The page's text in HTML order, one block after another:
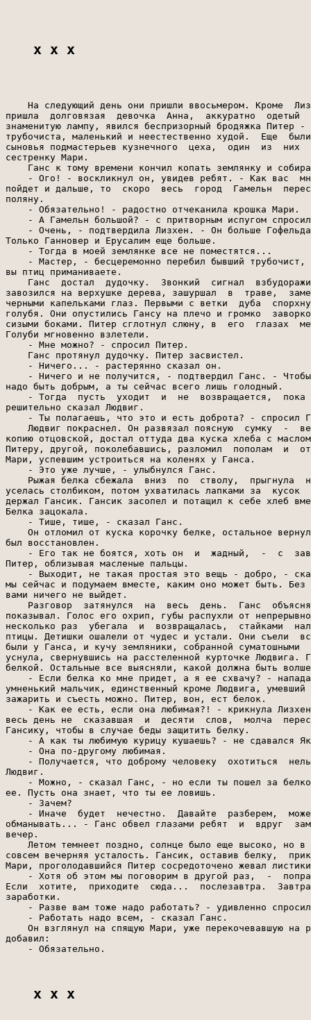
x x x
На следующий день они пришли ввосьмером. Кроме
пришла  долговязая  девочка  Анна,  аккуратно  одетый
знаменитую лампу, явился беспризорный бродяжка Питер
трубочиста, маленький и неестественно худой.  Еще
сыновья подмастерьев кузнечного  цеха,  один  из  них
сестренку Мари.
Ганс к тому времени кончил копать землянку и
- Ого! - воскликнул он, увидев ребят. - Как вас
пойдет и дальше, то  скоро  весь  город  Гамельн
поляну.
    - Обязательно! - радостно отчеканила крошка Мари.
- А Гамельн большой? - с притворным испугом
- Очень, - подтвердила Лизхен. - Он больше
Только Ганновер и Ерусалим еще больше.
    - Тогда в моей землянке все не поместятся...
- Мастер, - бесцеремонно перебил бывший трубочист,
вы птиц приманиваете.
Ганс  достал  дудочку.  Звонкий  сигнал
завозился на верхушке дерева, зашуршал  в  траве,
черными капельками глаз. Первыми с ветки  дуба
голубя. Они опустились Гансу на плечо и громко
сизыми боками. Питер сглотнул слюну, в  его  глазах
Голуби мгновенно взлетели.
    - Мне можно? - спросил Питер.
    Ганс протянул дудочку. Питер засвистел.
    - Ничего... - растерянно сказал он.
- Ничего и не получится, - подтвердил Ганс. -
надо быть добрым, а ты сейчас всего лишь голодный.
- Тогда  пусть  уходит  и  не  возвращается,  пока
решительно сказал Людвиг.
- Ты полагаешь, что это и есть доброта? - спросил
Людвиг покраснел. Он развязал поясную  сумку  -
копию отцовской, достал оттуда два куска хлеба с
Питеру, другой, поколебавшись, разломил  пополам  и
Мари, успевшим устроиться на коленях у Ганса.
    - Это уже лучше, - улыбнулся Ганс.
Рыжая белка сбежала  вниз  по  стволу,  прыгнула
уселась столбиком, потом ухватилась лапками за  кусок
держал Гансик. Гансик засопел и потащил к себе хлеб
Белка зацокала.
    - Тише, тише, - сказал Ганс.
Он отломил от куска корочку белке, остальное
был восстановлен.
- Его так не боятся, хоть он  и  жадный,  -  с
Питер, облизывая масленые пальцы.
- Выходит, не такая простая это вещь - добро, -
мы сейчас и подумаем вместе, каким оно может быть.
вами ничего не выйдет.
Разговор  затянулся  на  весь  день.  Ганс
показывал. Голос его охрип, губы распухли от
несколько раз  убегала  и  возвращалась,  стайками
птицы. Детишки ошалели от чудес и устали. Они съели
были у Ганса, и кучу земляники, собранной суматошными
уснула, свернувшись на расстеленной курточке Людвига.
белкой. Остальные все выясняли, какой должна быть
- Если белка ко мне придет, а я ее схвачу? -
умненький мальчик, единственный кроме Людвига,
зажарить и съесть можно. Питер, вон, ест белок.
- Как ее есть, если она любимая?! - крикнула
весь день не  сказавшая  и  десяти  слов,  молча
Гансику, чтобы в случае беды защитить белку.
- А как ты любимую курицу кушаешь? - не сдавался
    - Она по-другому любимая.
- Получается, что доброму человеку  охотиться
Людвиг.
- Можно, - сказал Ганс, - но если ты пошел за
ее. Пусть она знает, что ты ее ловишь.
    - Зачем?
- Иначе  будет  нечестно.  Давайте  разберем,
обманывать... - Ганс обвел глазами ребят  и  вдруг
вечер.
Летом темнеет поздно, солнце было еще высоко, но в
совсем вечерняя усталость. Гансик, оставив белку,
Мари, проголодавшийся Питер сосредоточено жевал
- Хотя об этом мы поговорим в другой раз,  -
Если  хотите,  приходите  сюда...  послезавтра.
заработки.
- Разве вам тоже надо работать? - удивленно
    - Работать надо всем, - сказал Ганс.
Он взглянул на спящую Мари, уже перекочевавшую на
добавил:
    - Обязательно.
x x x